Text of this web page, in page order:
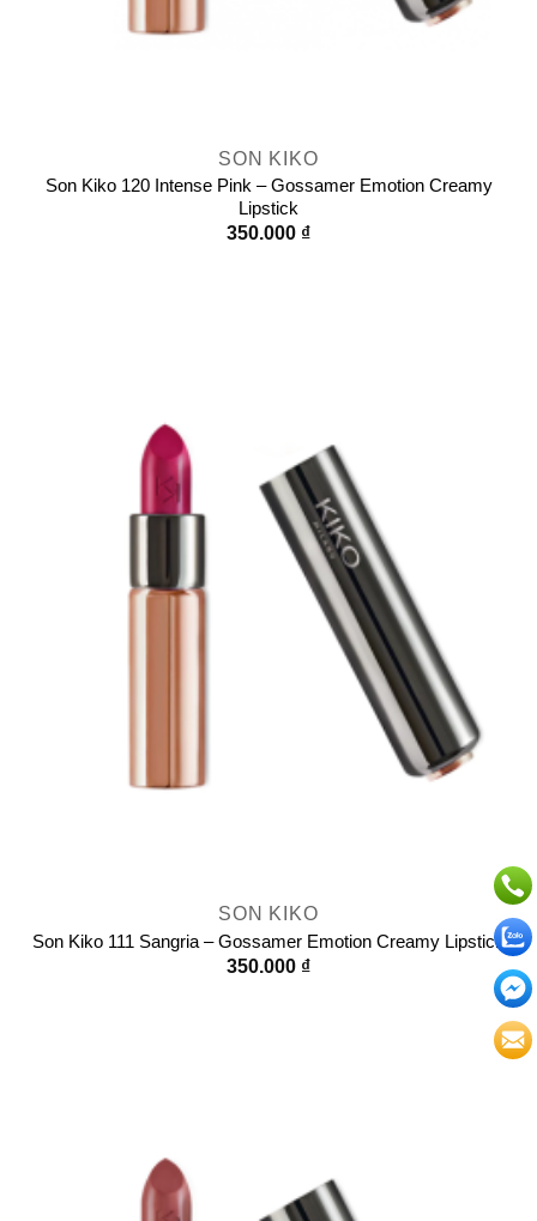
SON KIKO
Son Kiko 120 Intense Pink – Gossamer Emotion Creamy
Lipstick
350.000 ₫
SON KIKO
Son Kiko 111 Sangria – Gossamer Emotion Creamy Lipstick
350.000 ₫